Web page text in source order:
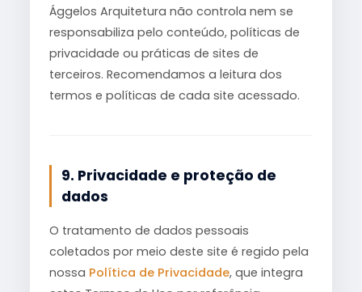
Ággelos Arquitetura não controla nem se
responsabiliza pelo conteúdo, políticas de
privacidade ou práticas de sites de
terceiros. Recomendamos a leitura dos
termos e políticas de cada site acessado.
9. Privacidade e proteção de
dados
O tratamento de dados pessoais
coletados por meio deste site é regido pela
nossa Política de Privacidade, que integra